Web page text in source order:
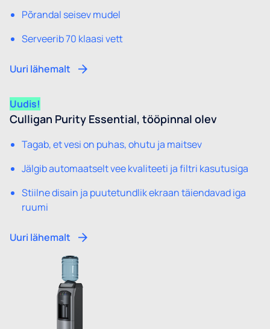
Põrandal seisev mudel
Serveerib 70 klaasi vett
Uuri lähemalt
Uudis!
Culligan Purity Essential, tööpinnal olev
Tagab, et vesi on puhas, ohutu ja maitsev
Jälgib automaatselt vee kvaliteeti ja filtri kasutusiga
Stiilne disain ja puutetundlik ekraan täiendavad iga
ruumi
Uuri lähemalt